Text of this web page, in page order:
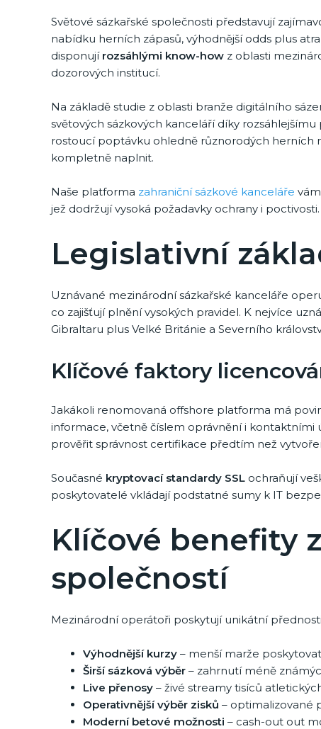
Světové sázkařské společnosti představují
nabídku herních zápasů, výhodnější odds plus
disponují rozsáhlými know-how z oblasti
dozorových institucí.
Na základě studie z oblasti branže digitálního
světových sázkových kanceláří díky
rostoucí poptávku ohledně různorodých herních
kompletně naplnit.
Naše platforma zahraniční sázkové kanceláře
jež dodržují vysoká požadavky ochrany i poctivosti.
Legislativní
Uznávané mezinárodní sázkařské kanceláře
co zajišťují plnění vysokých pravidel. K nejvíce
Gibraltaru plus Velké Británie a Severního
Klíčové faktory
Jakákoli renomovaná offshore platforma má
informace, včetně číslem oprávnění i
prověřit správnost certifikace předtím než
Současné kryptovací standardy SSL ochraňují
poskytovatelé vkládají podstatné sumy k IT
Klíčové benefity
společností
Mezinárodní operátoři poskytují unikátní
Výhodnější kurzy – menší marže
Širší sázková výběr – zahrnutí méně
Live přenosy – živé streamy tisíců
Operativnější výběr zisků – optimalizované
Moderní betové možnosti – cash-out out